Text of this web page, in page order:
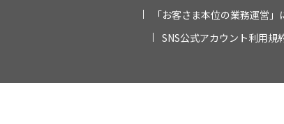
「お客さま本位の業務運営
SNS公式アカウント利用規